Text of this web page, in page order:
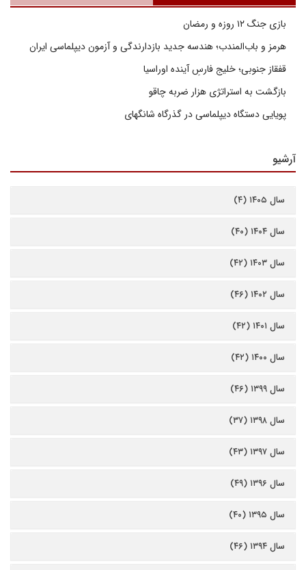
بازی جنگ ۱۲ روزه و رمضان
هرمز و باب‌المندب؛ هندسه جدید بازدارندگی و آزمون دیپلماسی ایران
قفقاز جنوبی؛ خلیج فارسِ آینده اوراسیا
بازگشت به استراتژی هزار ضربه چاقو
پویایی دستگاه دیپلماسی در گذرگاه شانگهای
آرشیو
سال ۱۴۰۵ (۴)
سال ۱۴۰۴ (۴۰)
سال ۱۴۰۳ (۴۲)
سال ۱۴۰۲ (۴۶)
سال ۱۴۰۱ (۴۲)
سال ۱۴۰۰ (۴۲)
سال ۱۳۹۹ (۴۶)
سال ۱۳۹۸ (۳۷)
سال ۱۳۹۷ (۴۳)
سال ۱۳۹۶ (۴۹)
سال ۱۳۹۵ (۴۰)
سال ۱۳۹۴ (۴۶)